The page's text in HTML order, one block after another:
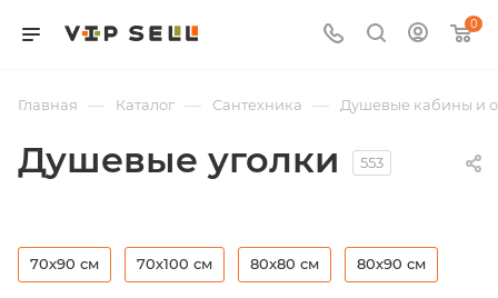
0
Главная — Каталог — Сантехника — Душевые кабины и
Душевые уголки 553
70х90 см 70х100 см 80x80 см 80х90 см